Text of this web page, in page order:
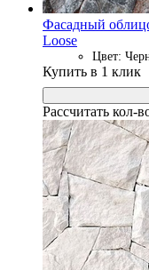
Фасадный
Loose
Цвет:
Купить в 1 клик
Рассчитать кол-